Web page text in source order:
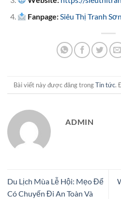
Fanpage:Siêu Thị Tranh
Bài viết này được đăng trongTin tức.
ADMIN
Du Lịch Mùa Lễ Hội: Mẹo Để
Có Chuyến Đi An Toàn Và